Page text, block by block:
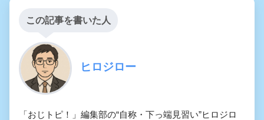
この記事を書いた人
ヒロジロー
「おじトピ！」編集部の“自称・下っ端見習い”ヒロジロ